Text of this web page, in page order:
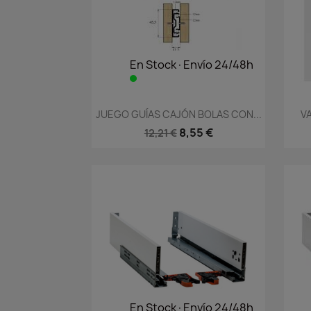
En Stock·Envío 24/48h
Vista rápida
JUEGO GUÍAS CAJÓN BOLAS CON...
12,21 € 8,55 €
En Stock·Envío 24/48h